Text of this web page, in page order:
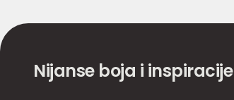
Nijanse boja i inspiracije